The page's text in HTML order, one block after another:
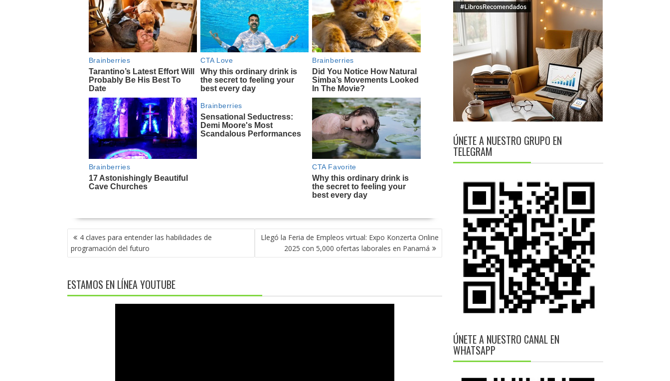
NAVEGACIÓN
DE
ENTRADAS
4 claves para entender las habilidades de
programación del futuro
Llegó la Feria de Empleos virtual: Expo Konzerta Online
2025 con 5,000 ofertas laborales en Panamá
ESTAMOS EN LÍNEA YOUTUBE
ÚNETE A NUESTRO GRUPO EN
TELEGRAM
ÚNETE A NUESTRO CANAL EN
WHATSAPP